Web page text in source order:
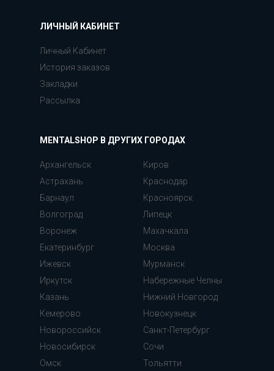
ЛИЧНЫЙ КАБИНЕТ
Личный Кабинет
История заказов
Закладки
Рассылка
MENTALSHOP В ДРУГИХ ГОРОДАХ
Архангельск
Астрахань
Барнаул
Волгоград
Воронеж
Екатеринбург
Ижевск
Иркутск
Казань
Кемерово
Киров
Краснодар
Красноярск
Липецк
Махачкала
Москва
Мурманск
Набережные Челны
Нижний Новгород
Новокузнецк
Новороссийск
Новосибирск
Омск
Санкт-Петербург
Сочи
Тольятти